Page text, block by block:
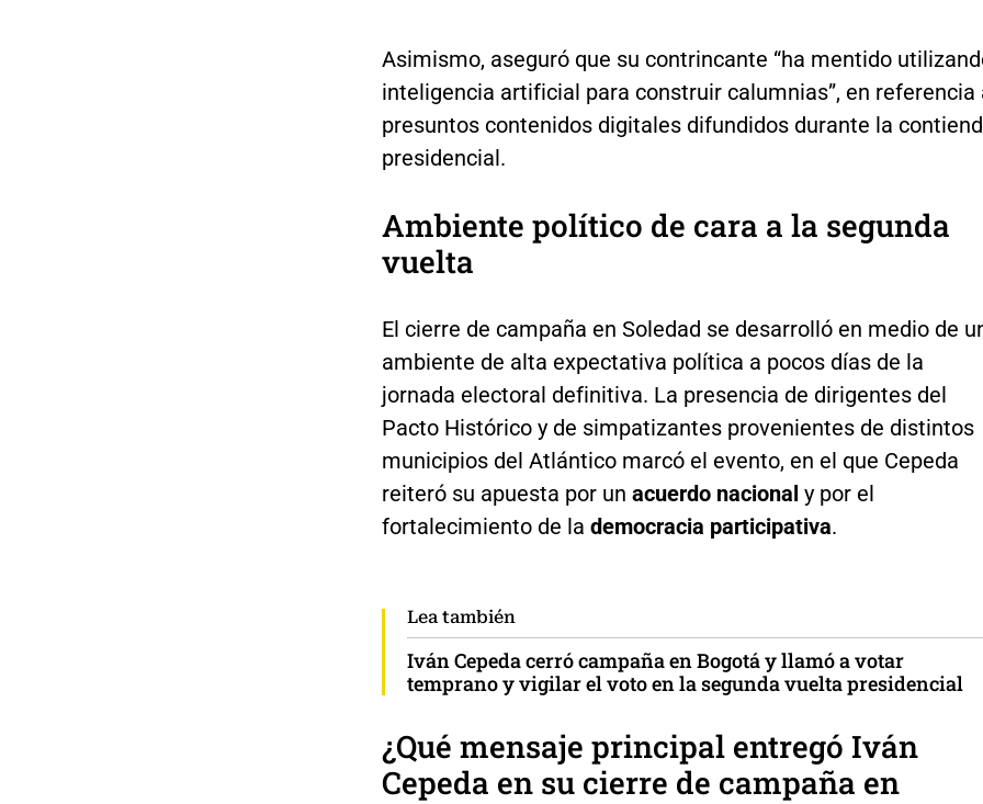
Asimismo, aseguró que su contrincante “ha mentido
inteligencia artificial para construir calumnias”, en referencia
presuntos contenidos digitales difundidos durante la
presidencial.
Ambiente político de cara a la segunda
vuelta
El cierre de campaña en Soledad se desarrolló en medio de
ambiente de alta expectativa política a pocos días de la
jornada electoral definitiva. La presencia de dirigentes del
Pacto Histórico y de simpatizantes provenientes de distintos
municipios del Atlántico marcó el evento, en el que Cepeda
reiteró su apuesta por un acuerdo nacional y por el
fortalecimiento de la democracia participativa.
Lea también
Iván Cepeda cerró campaña en Bogotá y llamó a votar
temprano y vigilar el voto en la segunda vuelta presidencial
¿Qué mensaje principal entregó Iván
Cepeda en su cierre de campaña en